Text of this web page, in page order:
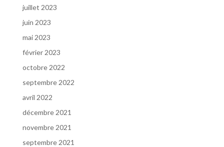
juillet 2023
juin 2023
mai 2023
février 2023
octobre 2022
septembre 2022
avril 2022
décembre 2021
novembre 2021
septembre 2021